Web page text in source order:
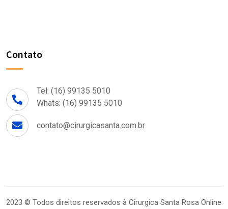
Contato
Tel: (16) 99135 5010
Whats: (16) 99135 5010
contato@cirurgicasanta.com.br
2023 © Todos direitos reservados à Cirurgica Santa Rosa Online